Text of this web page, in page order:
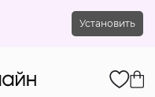
Установить